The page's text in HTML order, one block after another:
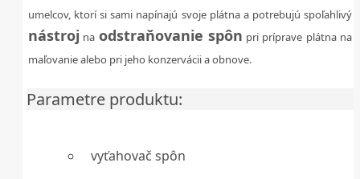
umelcov, ktorí si sami napínajú svoje plátna a potrebujú spoľahlivý
nástroj na odstraňovanie spôn pri príprave plátna na
maľovanie alebo pri jeho konzervácii a obnove.
Parametre produktu:
vyťahovač spôn